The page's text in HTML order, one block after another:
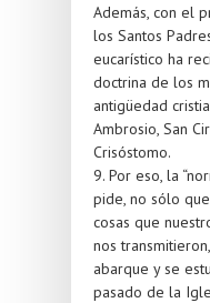
Además, con el
los Santos
eucarístico ha
doctrina de los
antigüedad
Ambrosio, San
Crisóstomo.
9. Por eso, la
pide, no sólo
cosas que
nos
abarque y se
pasado de la